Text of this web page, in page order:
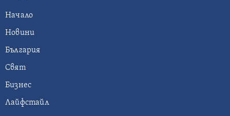
Начало
Новини
България
Свят
Бизнес
Лайфстайл